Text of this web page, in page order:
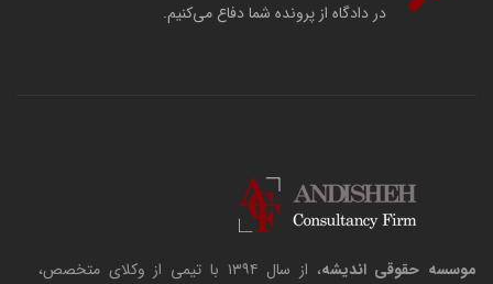
در دادگاه از پرونده شما دفاع می‌کنیم.
موسسه حقوقی اندیشه
، از سال ۱۳۹۴ با تیمی از وکلای متخصص،